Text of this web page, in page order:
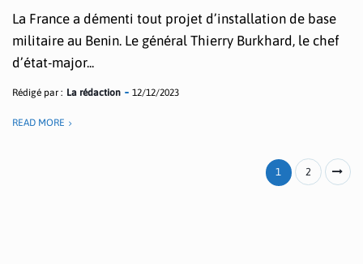
La France a démenti tout projet d’installation de base
militaire au Benin. Le général Thierry Burkhard, le chef
d’état-major...
Rédigé par : La rédaction 12/12/2023
READ MORE
1 2